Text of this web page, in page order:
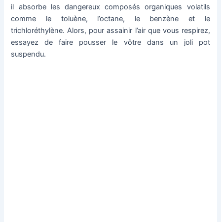
il absorbe les dangereux composés organiques volatils
comme le toluène, l’octane, le benzène et le
trichloréthylène. Alors, pour assainir l’air que vous respirez,
essayez de faire pousser le vôtre dans un joli pot
suspendu.